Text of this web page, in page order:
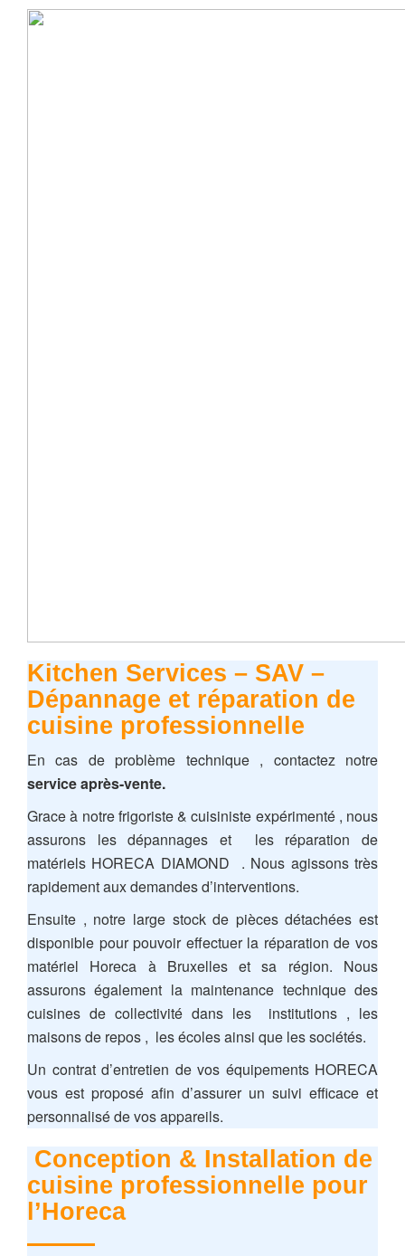
Kitchen Services – SAV –
Dépannage et réparation de
cuisine professionnelle
En cas de problème technique , contactez notre
service après-vente.
Grace à notre frigoriste & cuisiniste expérimenté , nous
assurons les dépannages et les réparation de
matériels HORECA DIAMOND . Nous agissons très
rapidement aux demandes d’interventions.
Ensuite , notre large stock de pièces détachées est
disponible pour pouvoir effectuer la réparation de vos
matériel Horeca à Bruxelles et sa région. Nous
assurons également la maintenance technique des
cuisines de collectivité dans les institutions , les
maisons de repos , les écoles ainsi que les sociétés.
Un contrat d’entretien de vos équipements HORECA
vous est proposé afin d’assurer un suivi efficace et
personnalisé de vos appareils.
Conception & Installation de
cuisine professionnelle pour
l’Horeca